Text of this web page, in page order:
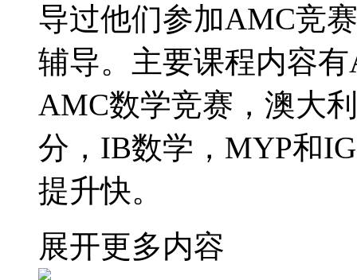
导过他们参加AMC竞
辅导。主要课程内容
AMC数学竞赛，澳大
分，IB数学，MYP和
提升快。
展开更多内容